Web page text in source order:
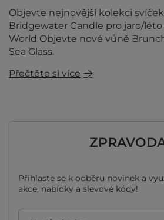
Objevte nejnovější kolekci
Bridgewater Candle pro jaro/léto
World Objevte nové vůně
Sea Glass.
Přečtěte si více
Přihlaste se k odběru novinek a
akce, nabídky a slevové kódy!